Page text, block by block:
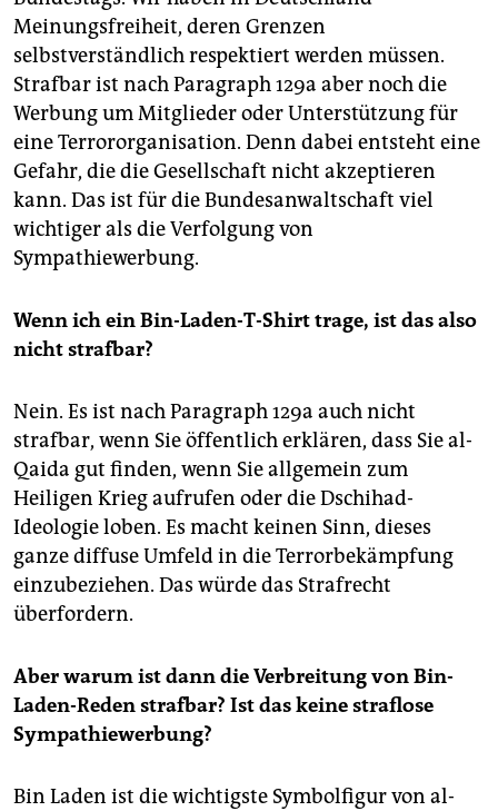
Meinungsfreiheit, deren Grenzen
selbstverständlich respektiert werden müssen.
Strafbar ist nach Paragraph 129a aber noch die
Werbung um Mitglieder oder Unterstützung für
eine Terrororganisation. Denn dabei entsteht eine
Gefahr, die die Gesellschaft nicht akzeptieren
kann. Das ist für die Bundesanwaltschaft viel
wichtiger als die Verfolgung von
Sympathiewerbung.
Wenn ich ein Bin-Laden-T-Shirt trage, ist das also
nicht strafbar?
Nein. Es ist nach Paragraph 129a auch nicht
strafbar, wenn Sie öffentlich erklären, dass Sie al-
Qaida gut finden, wenn Sie allgemein zum
Heiligen Krieg aufrufen oder die Dschihad-
Ideologie loben. Es macht keinen Sinn, dieses
ganze diffuse Umfeld in die Terrorbekämpfung
einzubeziehen. Das würde das Strafrecht
überfordern.
Aber warum ist dann die Verbreitung von Bin-
Laden-Reden strafbar? Ist das keine straflose
Sympathiewerbung?
Bin Laden ist die wichtigste Symbolfigur von al-